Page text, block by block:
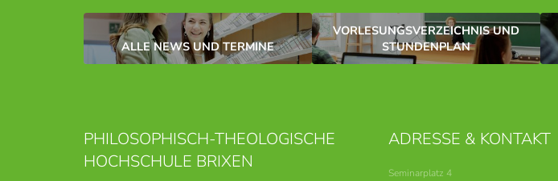
ALLE NEWS UND TERMINE
VORLESUNGSVERZEICHNIS UND
STUNDENPLAN
PHILOSOPHISCH-THEOLOGISCHE
HOCHSCHULE BRIXEN
ADRESSE & KONTAKT
Seminarplatz 4